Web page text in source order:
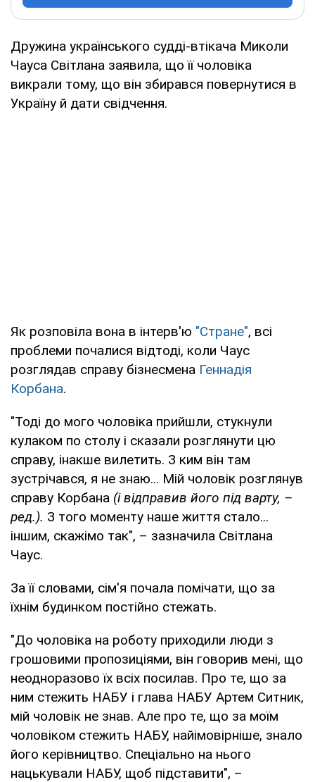
Дружина українського судді-втікача Миколи
Чауса Світлана заявила, що її чоловіка
викрали тому, що він збирався повернутися в
Україну й дати свідчення.
Як розповіла вона в інтерв'ю "Стране", всі
проблеми почалися відтоді, коли Чаус
розглядав справу бізнесмена Геннадія
Корбана.
"Тоді до мого чоловіка прийшли, стукнули
кулаком по столу і сказали розглянути цю
справу, інакше вилетить. З ким він там
зустрічався, я не знаю... Мій чоловік розглянув
справу Корбана (і відправив його під варту, –
ред.). З того моменту наше життя стало...
іншим, скажімо так", – зазначила Світлана
Чаус.
За її словами, сім'я почала помічати, що за
їхнім будинком постійно стежать.
"До чоловіка на роботу приходили люди з
грошовими пропозиціями, він говорив мені, що
неодноразово їх всіх посилав. Про те, що за
ним стежить НАБУ і глава НАБУ Артем Ситник,
мій чоловік не знав. Але про те, що за моїм
чоловіком стежить НАБУ, найімовірніше, знало
його керівництво. Спеціально на нього
нацькували НАБУ, щоб підставити", –